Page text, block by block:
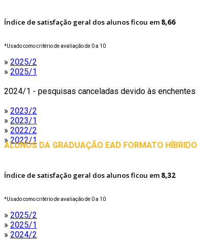
Índice de satisfação geral dos alunos ficou em 8,66
*Usado como critério de avaliação de 0 a 10
» 2025/2
» 2025/1
2024/1 - pesquisas canceladas devido às enchentes
» 2023/2
» 2023/1
» 2022/2
» 2022/1
ALUNOS DA GRADUAÇÃO EAD FORMATO HÍBRIDO
Índice de satisfação geral dos alunos ficou em 8,32
*Usado como critério de avaliação de 0 a 10
» 2025/2
» 2025/1
» 2024/2